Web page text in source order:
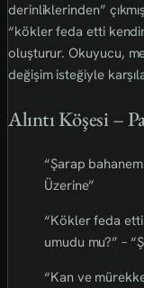
derinliklerinden”
“kökler feda etti
oluşturur. Okuyucu,
değişim isteğiyle
Alıntı Köşesi –
“Şarap
Üzerine”
“Kökler feda
umudu mu?” –
“Kan ve